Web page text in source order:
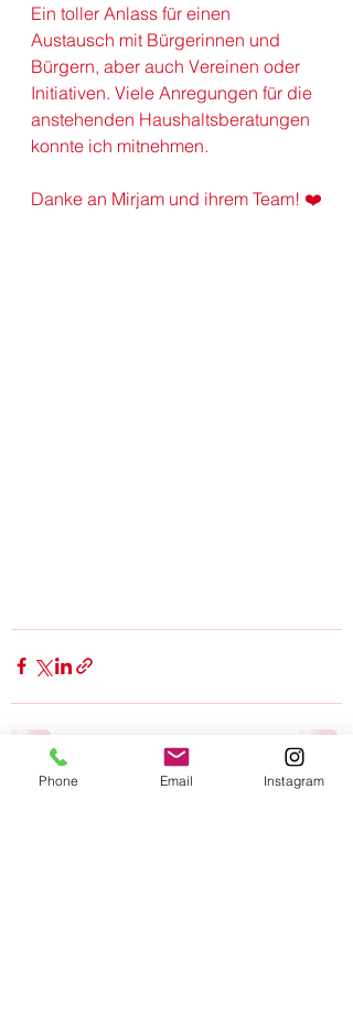
Ein toller Anlass für einen
Austausch mit Bürgerinnen und
Bürgern, aber auch Vereinen oder
Initiativen. Viele Anregungen für die
anstehenden Haushaltsberatungen
konnte ich mitnehmen.
Danke an Mirjam und ihrem Team! ❤️
Aktuelle Beiträge Alle ansehen
Phone Email Instagram